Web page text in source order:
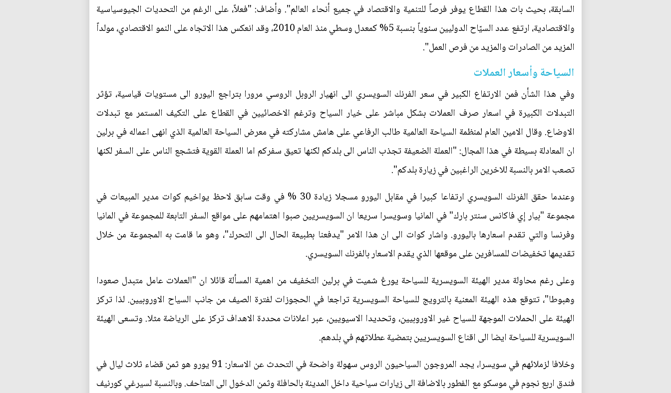
السابقة، بحيث بات هذا القطاع يوفر فرصاً للتنمية والاقتصاد في جميع أنحاء العالم". وأضاف: "فعلاً، على الرغم من التحديات الجيوسياسية
والاقتصادية، ارتفع عدد السيّاح الدوليين سنوياً بنسبة 5% كمعدل وسطي منذ العام 2010، وقد انعكس هذا الاتجاه على النمو الاقتصادي، مولداً
المزيد من الصادرات والمزيد من فرص العمل".
السياحة وأسعار العملات
وفي هذا الشأن فمن الارتفاع الكبير في سعر الفرنك السويسري الى انهيار الروبل الروسي مرورا بتراجع اليورو الى مستويات قياسية، تؤثر
التبدلات الكبيرة في اسعار صرف العملات بشكل مباشر على خيار السياح وترغم الاخصائيين في القطاع على التكيف المستمر مع تبدلات
الاوضاع. وقال الامين العام لمنظمة السياحة العالمية طالب الرفاعي على هامش مشاركته في معرض السياحة العالمية الذي انهى اعماله في برلين
ان المعادلة بسيطة في هذا المجال: "العملة الضعيفة تجذب الناس الى بلدكم لكنها تعيق سفركم اما العملة القوية فتشجع الناس على السفر لكنها
تصعب الامر بالنسبة للاخرين الراغبين في زيارة بلدكم".
وعندما حقق الفرنك السويسري ارتفاعا كبيرا في مقابل اليورو مسجلا زيادة 30 % في وقت سابق لاحظ يواخيم كوات مدير المبيعات في
مجموعة "بيار إي فاكانس سنتر بارك" في المانيا وسويسرا سريعا ان السويسريين صبوا اهتمامهم على مواقع السفر التابعة للمجموعة في المانيا
وفرنسا والتي تقدم اسعارها باليورو. واشار كوات الى ان هذا الامر "يدفعنا بطبيعة الحال الى التحرك"، وهو ما قامت به المجموعة من خلال
تقديمها تخفيضات للمسافرين على موقعها الذي يقدم الاسعار بالفرنك السويسري.
وعلى رغم محاولة مدير الهيئة السويسرية للسياحة يورغ شميت في برلين التخفيف من اهمية المسألة قائلا ان "العملات عامل متبدل صعودا
وهبوطا"، تتوقع هذه الهيئة المعنية بالترويج للسياحة السويسرية تراجعا في الحجوزات لفترة الصيف من جانب السياح الاوروبيين. لذا تركز
الهيئة على الحملات الموجهة للسياح غير الاوروبيين، وتحديدا الاسيويين، عبر اعلانات محددة الاهداف تركز على الرياضة مثلا. وتسعى الهيئة
السويسرية للسياحة ايضا الى اقناع السويسريين بتمضية عطلاتهم في بلدهم.
وخلافا لزملائهم في سويسرا، يجد المروجون السياحيون الروس سهولة واضحة في التحدث عن الاسعار: 91 يورو هو ثمن قضاء ثلاث ليال في
فندق اربع نجوم في موسكو مع الفطور بالاضافة الى زيارات سياحية داخل المدينة بالحافلة وثمن الدخول الى المتاحف. وبالنسبة لسيرغي كورنيف